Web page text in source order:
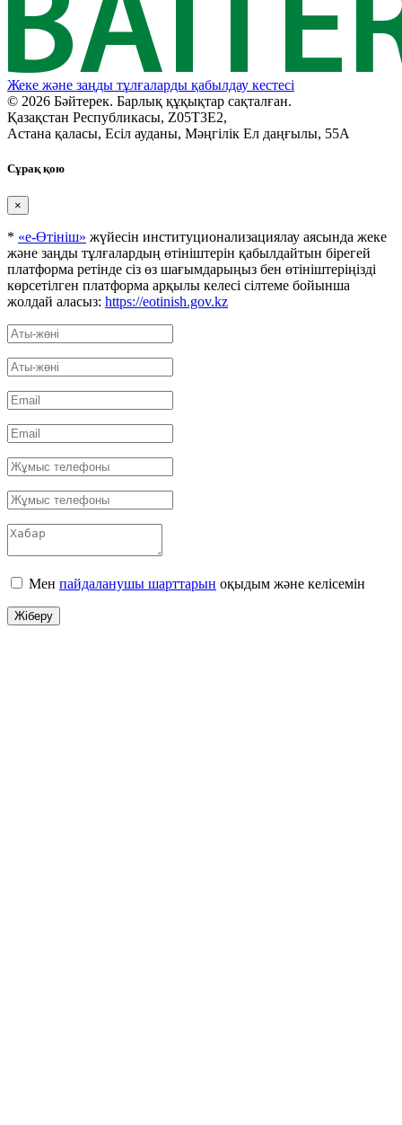
Жеке және заңды тұлғаларды қабылдау кестесі
© 2026 Бәйтерек. Барлық құқықтар сақталған.
Қазақстан Республикасы, Z05T3E2,
Астана қаласы, Есіл ауданы, Мәңгілік Ел даңғылы, 55А
Сұрақ қою
×
* «е-Өтініш» жүйесін институционализациялау аясында жеке
және заңды тұлғалардың өтініштерін қабылдайтын бірегей
платформа ретінде сіз өз шағымдарыңыз бен өтініштеріңізді
көрсетілген платформа арқылы келесі сілтеме бойынша
жолдай аласыз: https://eotinish.gov.kz
Мен пайдаланушы шарттарын оқыдым және келісемін
Жіберу